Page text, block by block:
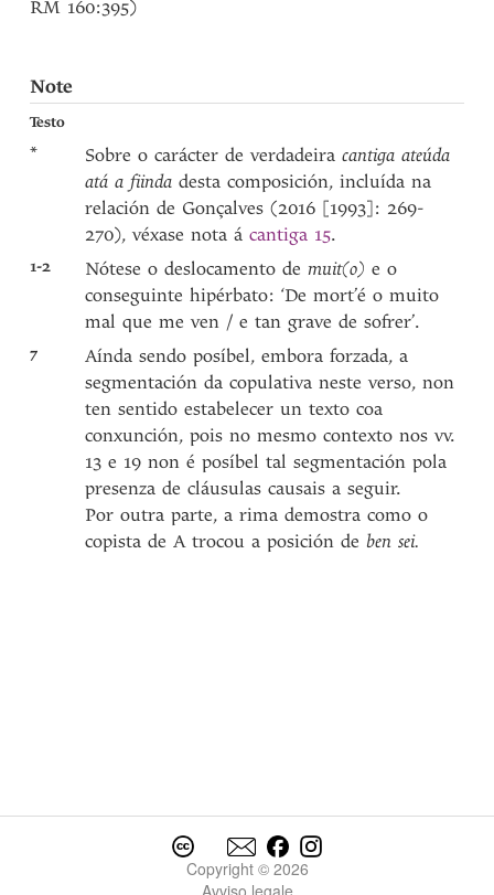
RM 160:395)
Note
Testo
*
Sobre o carácter de verdadeiracantiga ateúda
atá a fiinda desta composición, incluída na
relación de Gonçalves (2016 [1993]: 269-
270), véxase nota ácantiga 15.
1-2 Nótese o deslocamento demuit(o) e o
conseguinte hipérbato: ‘De mort’é o muito
mal que me ven / e tan grave de sofrer’.
7
Aínda sendo posíbel, embora forzada, a
segmentación da copulativa neste verso, non
ten sentido estabelecer un texto coa
conxunción, pois no mesmo contexto nos vv.
13 e 19 non é posíbel tal segmentación pola
presenza de cláusulas causais a seguir.
Por outra parte, a rima demostra como o
copista de A trocou a posición deben sei.
Copyright © 2026
Avviso legale